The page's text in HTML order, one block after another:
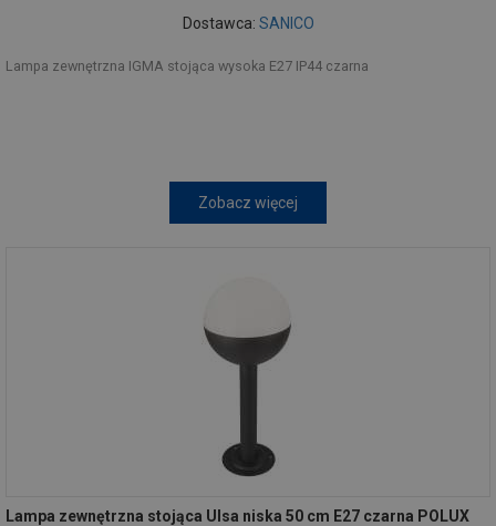
Dostawca: SANICO
Lampa zewnętrzna IGMA stojąca wysoka E27 IP44 czarna
Zobacz więcej
Lampa zewnętrzna stojąca Ulsa niska 50 cm E27 czarna POLUX